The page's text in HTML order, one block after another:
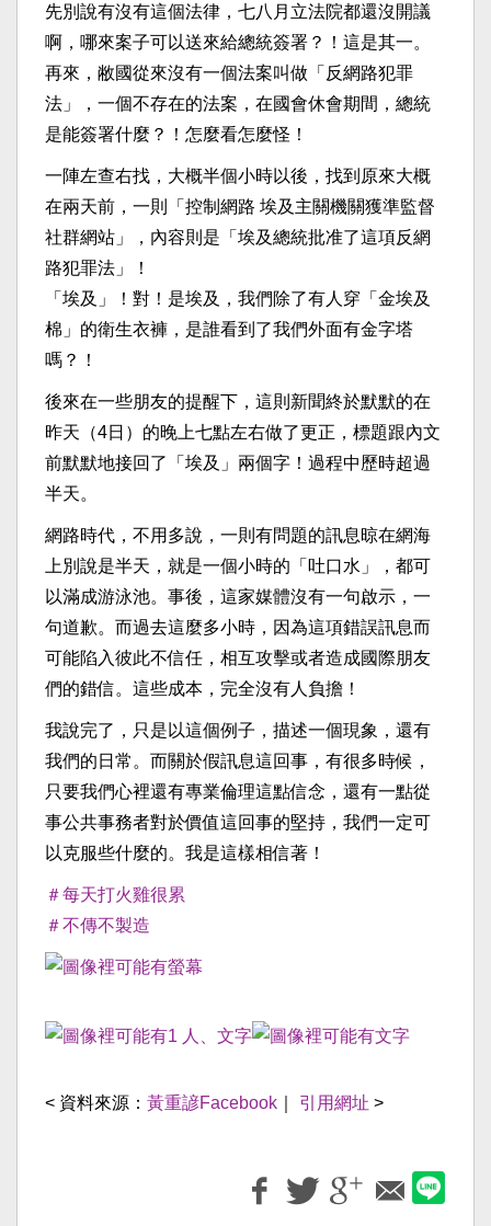
先別說有沒有這個法律，七八月立法院都還沒開議
啊，哪來案子可以送來給總統簽署？！這是其一。
再來，敝國從來沒有一個法案叫做「反網路犯罪
法」，一個不存在的法案，在國會休會期間，總統
是能簽署什麼？！怎麼看怎麼怪！
一陣左查右找，大概半個小時以後，找到原來大概
在兩天前，一則「控制網路 埃及主關機關獲準監督
社群網站」，內容則是「埃及總統批准了這項反網
路犯罪法」！
「埃及」！對！是埃及，我們除了有人穿「金埃及
棉」的衛生衣褲，是誰看到了我們外面有金字塔
嗎？！
後來在一些朋友的提醒下，這則新聞終於默默的在
昨天（4日）的晚上七點左右做了更正，標題跟內文
前默默地接回了「埃及」兩個字！過程中歷時超過
半天。
網路時代，不用多說，一則有問題的訊息晾在網海
上別說是半天，就是一個小時的「吐口水」，都可
以滿成游泳池。事後，這家媒體沒有一句啟示，一
句道歉。而過去這麼多小時，因為這項錯誤訊息而
可能陷入彼此不信任，相互攻擊或者造成國際朋友
們的錯信。這些成本，完全沒有人負擔！
我說完了，只是以這個例子，描述一個現象，還有
我們的日常。而關於假訊息這回事，有很多時候，
只要我們心裡還有專業倫理這點信念，還有一點從
事公共事務者對於價值這回事的堅持，我們一定可
以克服些什麼的。我是這樣相信著！
＃每天打火雞很累
＃不傳不製造
< 資料來源： 黃重諺Facebook 引用網址 >